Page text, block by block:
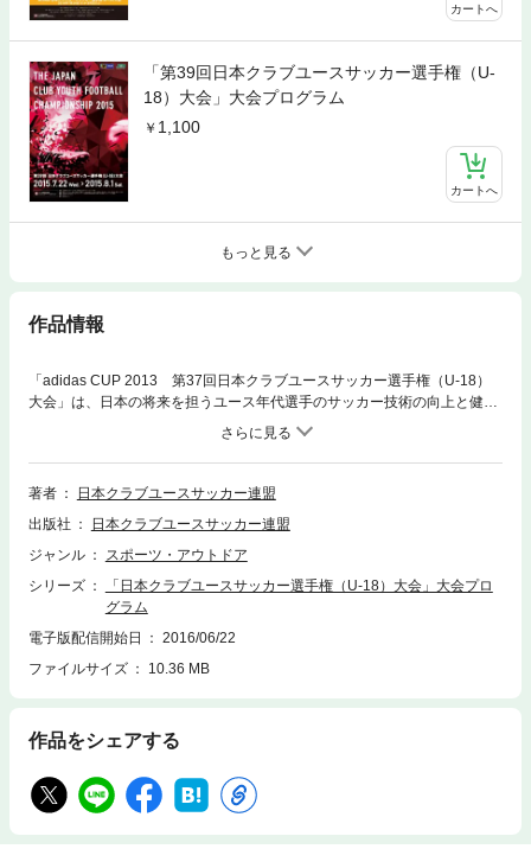
カートへ
「第39回日本クラブユースサッカー選手権（U-
18）大会」大会プログラム
1,100
カートへ
もっと見る
作品情報
「adidas CUP 2013 第37回日本クラブユースサッカー選手権（U-18）
大会」は、日本の将来を担うユース年代選手のサッカー技術の向上と健全
な心身の育成を図るとともに、クラブチームの普及と発展を目的とし、連
盟第2種加盟登録チームの全てが参加できる大会として実施されます。本
大会の公式大会プログラム。 参加チームは、コンサドーレ札幌U-18、ベ
ガルタ仙台ユース、モンテディオ山形ユース、東京ヴェルディユース、横
甲府U-18、大宮アルディージャユース、三菱養和ＳＣユース、柏レイソル
U-18、ジェフユナイテッド市原・千葉U-18、鹿島アントラーズユース、
セル神戸U-18、セレッソ大阪U-18、ガンバ大阪ユース、京都サンガF.C. U
-18、サンフレッチェ広島F.Cユース、ガイナーレ鳥取U-18、愛媛ＦＣユー
ス、アビスパ福岡U-18、ロアッソ熊本ユースの２４チームです。
著者
日本クラブユースサッカー連盟
出版社
日本クラブユースサッカー連盟
ジャンル
スポーツ・アウトドア
シリーズ
「日本クラブユースサッカー選手権（U-18）大会」大会プロ
グラム
電子版配信開始日
2016/06/22
ファイルサイズ
10.36 MB
作品をシェアする